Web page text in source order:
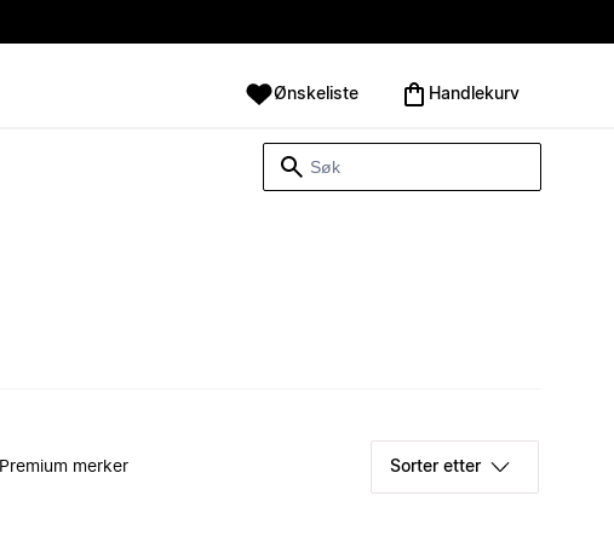
Ønskeliste Handlekurv
Premium merker Sorter etter